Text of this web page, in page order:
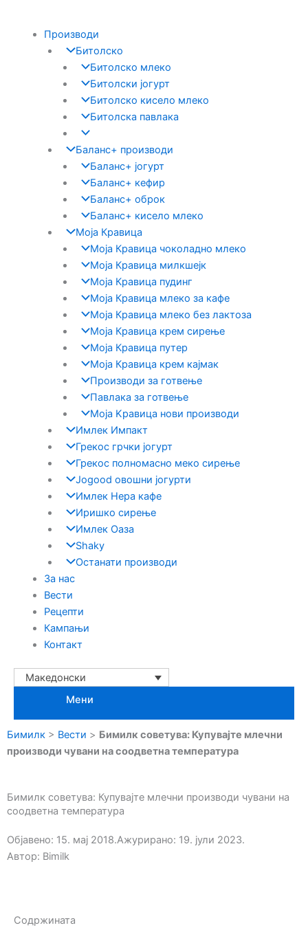
content
Производи
Битолско
Битолско млеко
Битолски јогурт
Битолско кисело млеко
Битолска павлака
Баланс+ производи
Баланс+ јогурт
Баланс+ кефир
Баланс+ оброк
Баланс+ кисело млеко
Моја Кравица
Моја Кравица чоколадно млеко
Моја Кравица милкшејк
Моја Кравица пудинг
Моја Кравица млеко за кафе
Моја Кравица млеко без лактоза
Моја Кравица крем сирење
Моја Кравица путер
Моја Кравица крем кајмак
Производи за готвење
Павлака за готвење
Моја Kравица нови производи
Имлек Импакт
Грекос грчки јогурт
Грекос полномасно меко сирење
Jogood овошни јогурти
Имлек Нера кафе
Иришко сирење
Имлек Оаза
Shaky
Останати производи
За нас
Вести
Рецепти
Кампањи
Контакт
Македонски
Мени
Бимилк > Вести > Бимилк советува: Купувајте млечни
производи чувани на соодветна температура
Бимилк советува: Купувајте млечни производи чувани на
соодветна температура
Објавено: 15. мај 2018.Ажурирано: 19. јули 2023.
Автор: Bimilk
Содржината